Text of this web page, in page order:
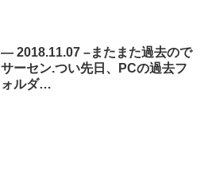
— 2018.11.07 –またまた過去ので
サーセン.つい先日、PCの過去フ
ォルダ…